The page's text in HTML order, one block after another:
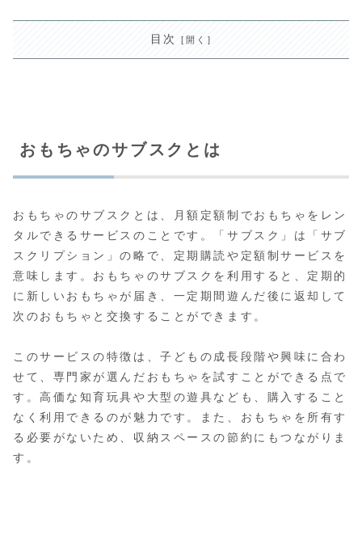
目次
おもちゃのサブスクとは
おもちゃのサブスクとは、月額定額制でおもちゃをレン
タルできるサービスのことです。「サブスク」は「サブ
スクリプション」の略で、定期購読や定額制サービスを
意味します。おもちゃのサブスクを利用すると、定期的
に新しいおもちゃが届き、一定期間遊んだ後に返却して
次のおもちゃと交換することができます。
このサービスの特徴は、子どもの成長段階や興味に合わ
せて、専門家が選んだおもちゃを試すことができる点で
す。高価な知育玩具や大型の遊具なども、購入すること
なく利用できるのが魅力です。また、おもちゃを所有す
る必要がないため、収納スペースの節約にもつながりま
す。